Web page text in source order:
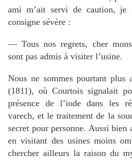
ami m’ait servi de caution, je
consigne sévère :
— Tous nos regrets, cher
sont pas admis à visiter l’usine.
Nous ne sommes pourtant plus
(1811), où Courtois signalait
présence de l’iode dans les
varech, et le traitement de la
secret pour personne. Aussi bien
en visitant des usines moins
chercher ailleurs la raison du